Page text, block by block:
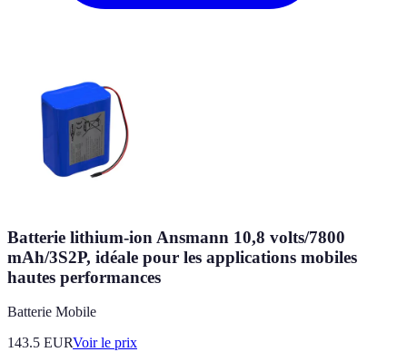
Batterie lithium-ion Ansmann 10,8 volts/7800
mAh/3S2P, idéale pour les applications mobiles
hautes performances
Batterie Mobile
143.5 EURVoir le prix